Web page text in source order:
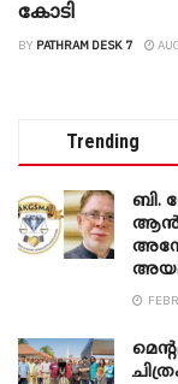
കോടി
BY PATHRAM DESK 7
Trending
ബി.